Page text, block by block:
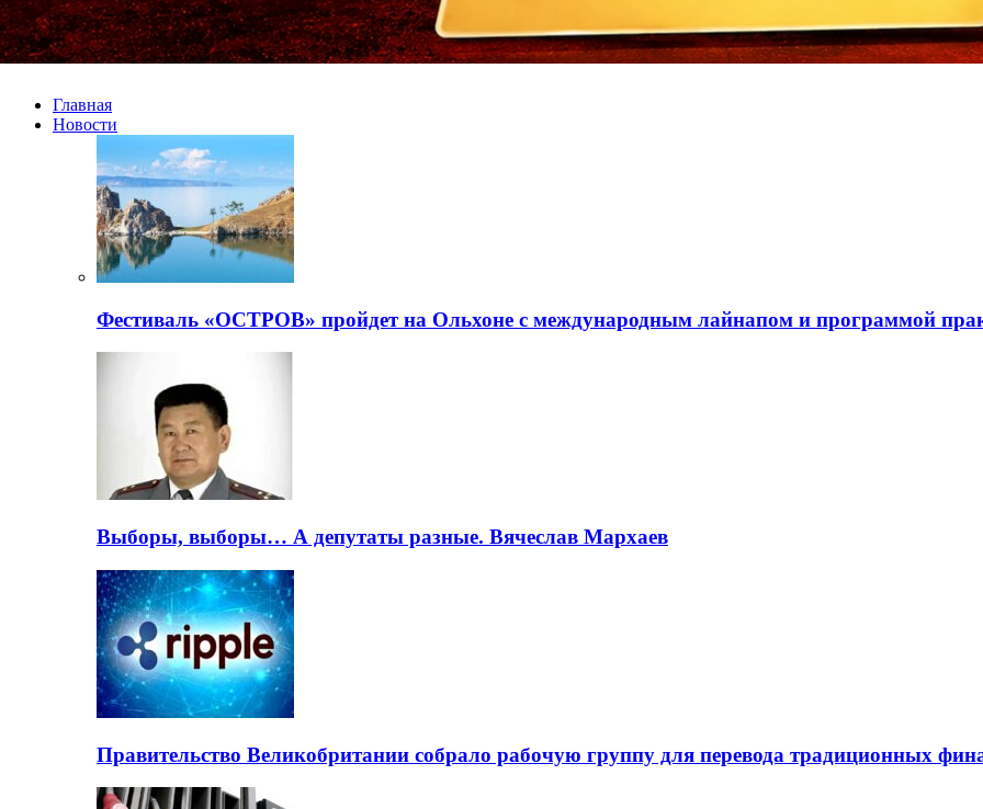
Главная
Новости
Фестиваль «ОСТРОВ» пройдет на Ольхоне с международным лайнапом и программой
Выборы, выборы… А депутаты разные. Вячеслав Мархаев
Правительство Великобритании собрало рабочую группу для перевода традиционных